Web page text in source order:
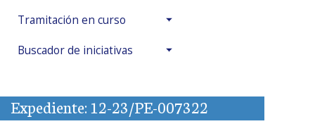
Tramitación en curso
Buscador de iniciativas
Expediente: 12-23/PE-007322